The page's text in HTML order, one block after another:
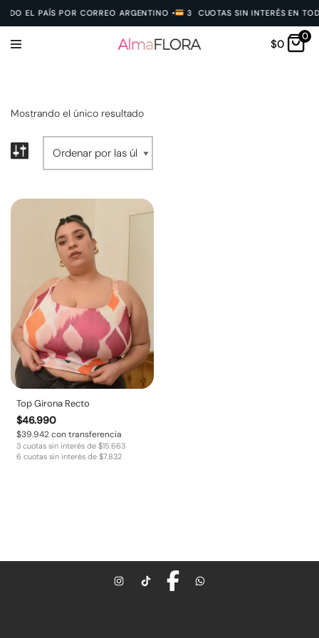
Ir
EL PAÍS POR CORREO ARGENTINO • 3 CUOTAS SIN INTERÉS EN
$0
0
Mostrando el único resultado
Top Girona Recto
$46.990
$39.942con transferencia
3 cuotas sin interés de $15.663
6 cuotas sin interés de $7.832